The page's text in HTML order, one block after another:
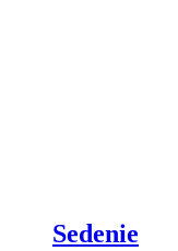
Sedenie